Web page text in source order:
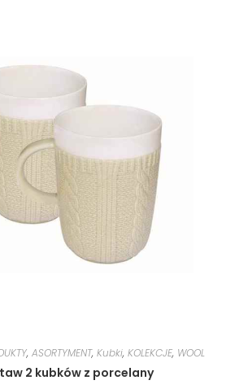
, ASORTYMENT, Kubki, KOLEKCJE, WOOL
2 kubków z porcelany